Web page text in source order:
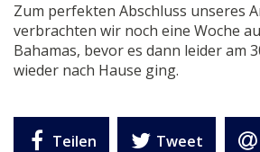
Zum perfekten Abschluss unseres
verbrachten wir noch eine Woche
Bahamas, bevor es dann leider am
wieder nach Hause ging.
Teilen Tweet